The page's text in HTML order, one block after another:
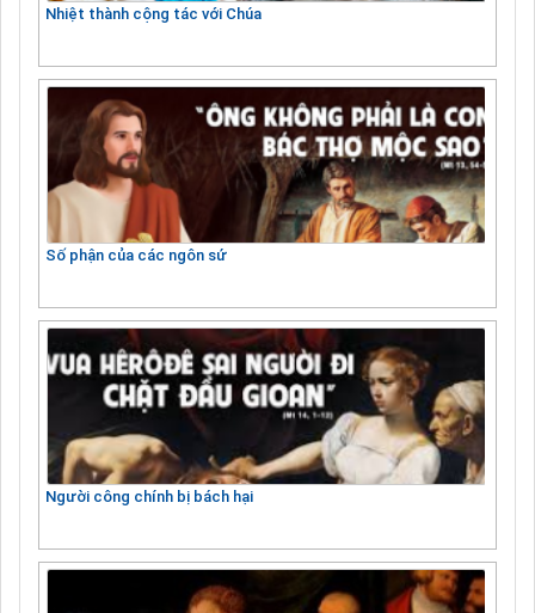
Nhiệt thành cộng tác với Chúa
Số phận của các ngôn sứ
Người công chính bị bách hại